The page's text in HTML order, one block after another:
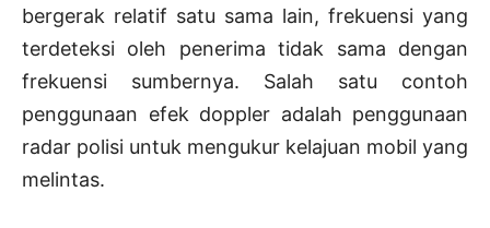
bergerak relatif satu sama lain, frekuensi yang
terdeteksi oleh penerima tidak sama dengan
frekuensi sumbernya. Salah satu contoh
penggunaan efek doppler adalah penggunaan
radar polisi untuk mengukur kelajuan mobil yang
melintas.